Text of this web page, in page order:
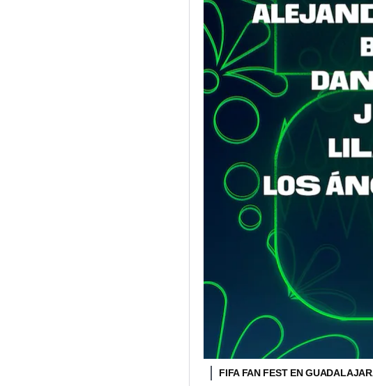
FIFA FAN FEST EN